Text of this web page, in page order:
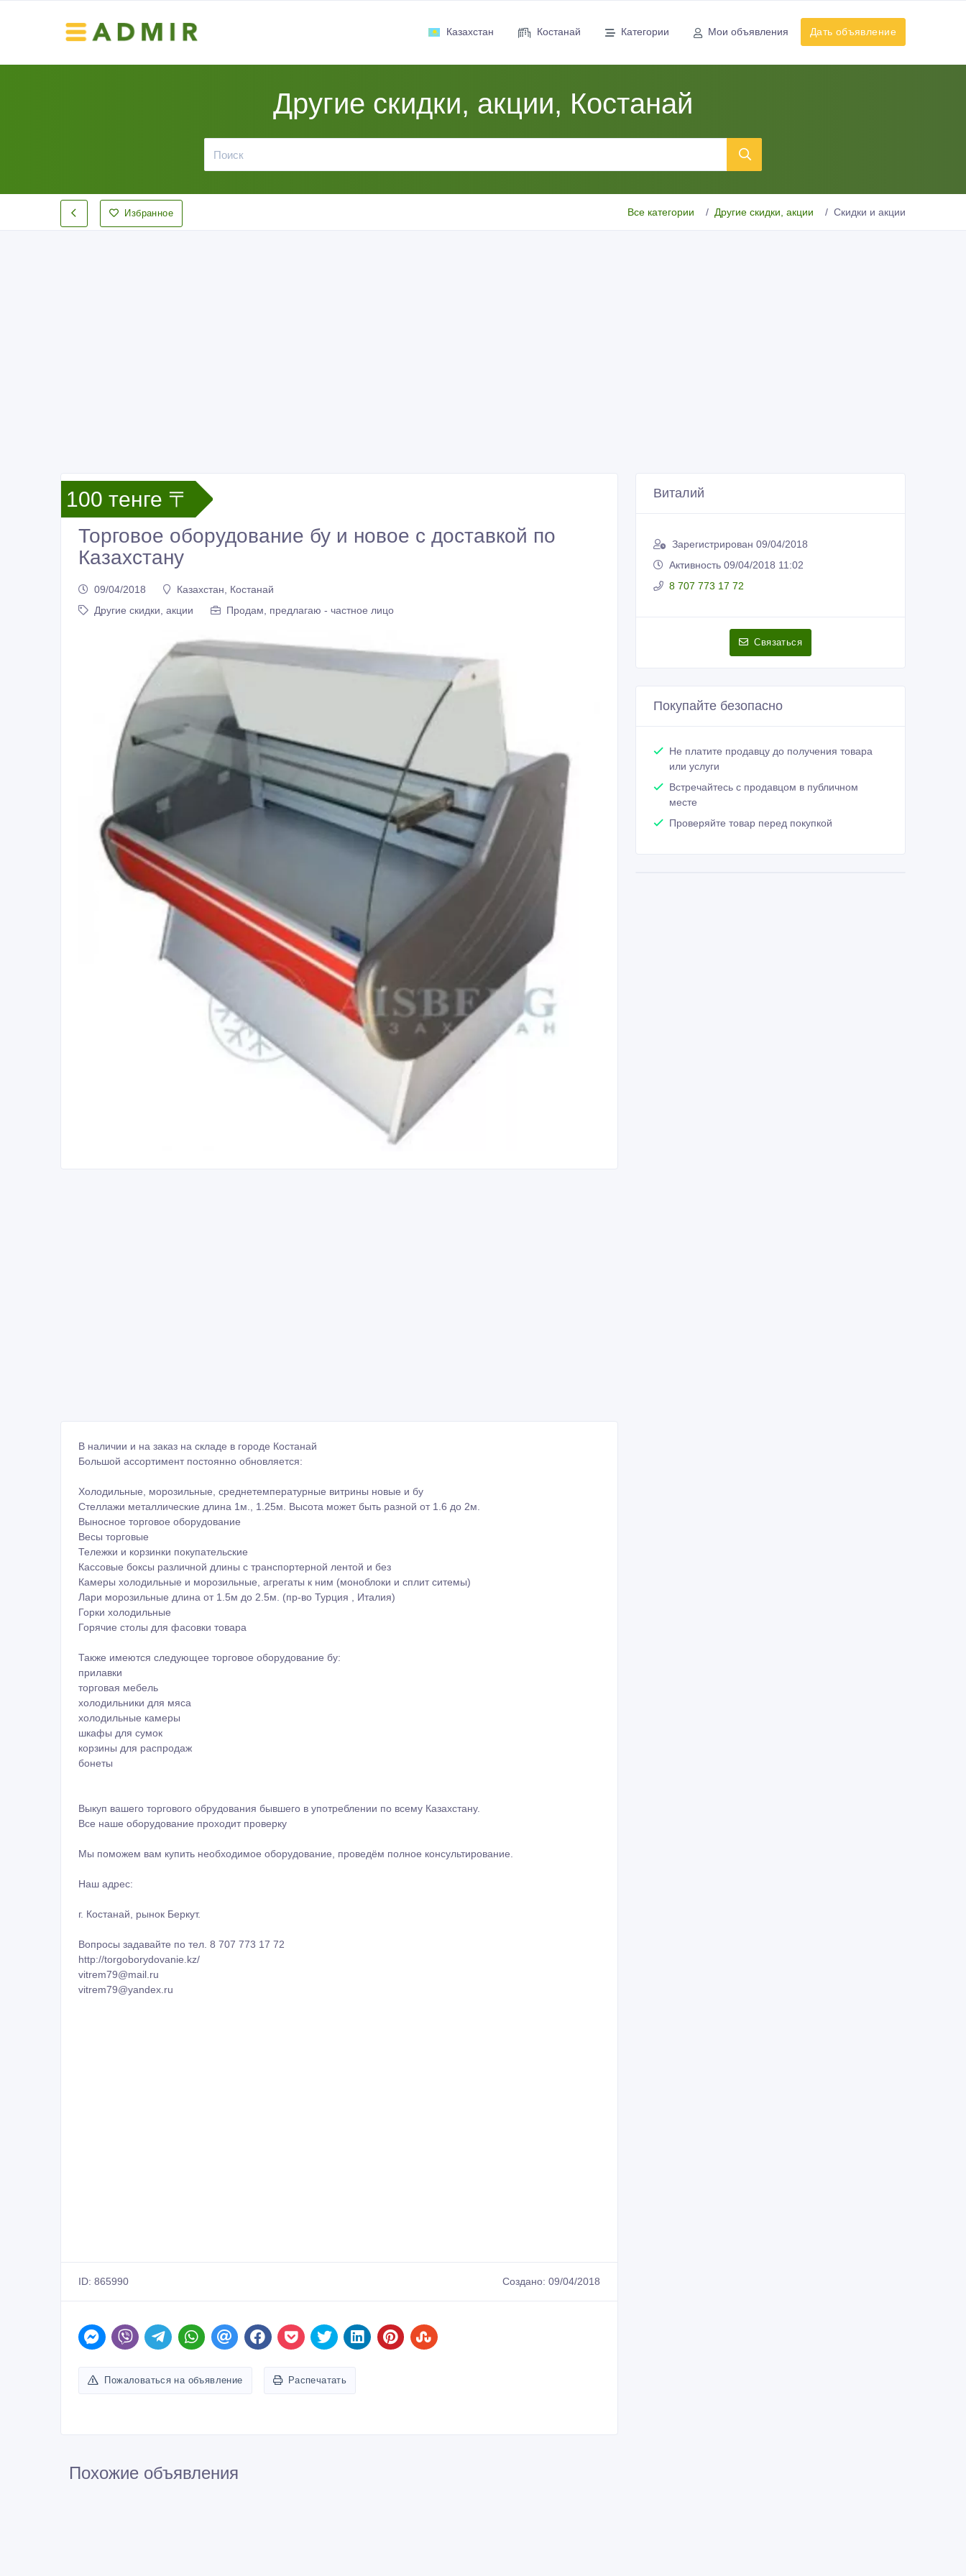
Казахстан Костанай Категории Мои объявления Дать объявление
Другие скидки, акции, Костанай
Избранное Все категории Другие скидки, акции Скидки и акции
100 тенге 〒
Торговое оборудование бу и новое с доставкой по
Казахстану
09/04/2018
Казахстан, Костанай
Другие скидки, акции
Продам, предлагаю - частное лицо
В наличии и на заказ на складе в городе Костанай
Большой ассортимент постоянно обновляется:
Холодильные, морозильные, среднетемпературные витрины новые и бу
Стеллажи металлические длина 1м., 1.25м. Высота может быть разной от 1.6 до 2м.
Выносное торговое оборудование
Весы торговые
Тележки и корзинки покупательские
Кассовые боксы различной длины с транспортерной лентой и без
Камеры холодильные и морозильные, агрегаты к ним (моноблоки и сплит ситемы)
Лари морозильные длина от 1.5м до 2.5м. (пр-во Турция , Италия)
Горки холодильные
Горячие столы для фасовки товара
Также имеются следующее торговое оборудование бу:
прилавки
торговая мебель
холодильники для мяса
холодильные камеры
шкафы для сумок
корзины для распродаж
бонеты
Выкуп вашего торгового обрудования бывшего в употреблении по всему Казахстану.
Все наше оборудование проходит проверку
Мы поможем вам купить необходимое оборудование, проведём полное консультирование.
Наш адрес:
г. Костанай, рынок Беркут.
Вопросы задавайте по тел. 8 707 773 17 72
http://torgoborydovanie.kz/
vitrem79@mail.ru
vitrem79@yandex.ru
ID: 865990 Создано: 09/04/2018
Пожаловаться на объявление Распечатать
Виталий
Зарегистрирован 09/04/2018
Активность 09/04/2018 11:02
8 707 773 17 72
Связаться
Покупайте безопасно
Не платите продавцу до получения товара
или услуги
Встречайтесь с продавцом в публичном
месте
Проверяйте товар перед покупкой
Похожие объявления